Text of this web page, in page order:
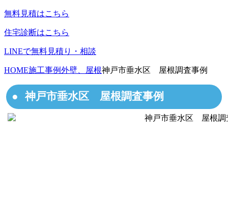
無料見積はこちら
住宅診断はこちら
LINEで無料見積り・相談
HOME施工事例外壁、屋根神戸市垂水区 屋根調査事例
神戸市垂水区 屋根調査事例